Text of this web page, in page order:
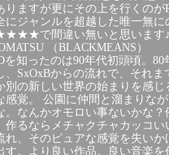
りますが更にその上を行くのが
にジャンルを超越した唯一無に
で間違い無いと思います♪
（BLACKMEANS）
を知ったのは90年代初頭頃。
、SxOxBからの流れで、それま
別の新しい世界の始まりを感じ
感覚。 公園に仲間と溜まりな
。なんかオモロい事ないかな？
作るならメチャクチャカッコ
れ、そのピュアな感覚を失い
す。より良い作品。良い音楽を